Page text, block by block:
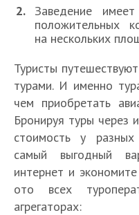
Заведение
положительных
на нескольких
Туристы
турами. И именно
чем приобретать
Бронируя туры через
стоимость у
самый выгодный
интернет и
ото всех
агрегаторах: